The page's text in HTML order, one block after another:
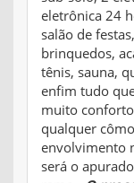
eletrônica 24
salão de
brinquedos,
tênis, sauna,
enfim tudo
muito
qualquer
envolvimento
será o